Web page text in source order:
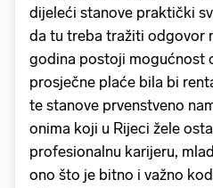
dijeleći stanove praktički
da tu treba tražiti odgovor
godina postoji mogućnost
prosječne plaće bila bi
te stanove prvenstveno
onima koji u Rijeci žele
profesionalnu karijeru,
ono što je bitno i važno